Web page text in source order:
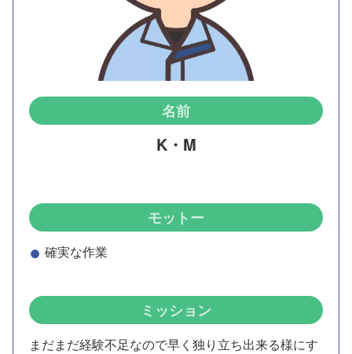
モットー
確実な作業
名前
K・M
ミッション
まだまだ経験不足なので早く独り立ち出来る様にす